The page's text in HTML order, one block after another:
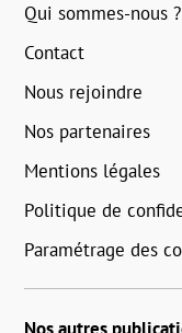
Qui sommes-nous ?
Contact
Nous rejoindre
Nos partenaires
Mentions légales
Politique de
Paramétrage des